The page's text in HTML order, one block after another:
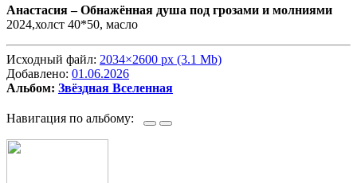
Анастасия –Обнажённая душа под грозами и молниями
2024,холст 40*50, масло
Исходный файл: 2034×2600 px (3.1 Mb)
Добавлено: 01.06.2026
Альбом: Звёздная Вселенная
Навигация по альбому: